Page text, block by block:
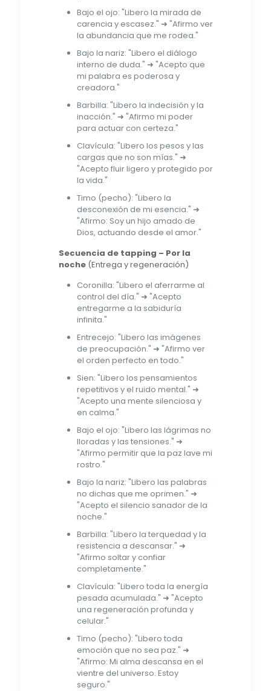
Bajo el ojo: "Libero la mirada de
carencia y escasez." ➜ "Afirmo ver
la abundancia que me rodea."
Bajo la nariz: "Libero el diálogo
interno de duda." ➜ "Acepto que
mi palabra es poderosa y
creadora."
Barbilla: "Libero la indecisión y la
inacción." ➜ "Afirmo mi poder
para actuar con certeza."
Clavícula: "Libero los pesos y las
cargas que no son mías." ➜
"Acepto fluir ligero y protegido por
la vida."
Timo (pecho): "Libero la
desconexión de mi esencia." ➜
"Afirmo: Soy un hijo amado de
Dios, actuando desde el amor."
Secuencia de tapping – Por la
noche(Entrega y regeneración)
Coronilla: "Libero el aferrarme al
control del día." ➜ "Acepto
entregarme a la sabiduría
infinita."
Entrecejo: "Libero las imágenes
de preocupación." ➜ "Afirmo ver
el orden perfecto en todo."
Sien: "Libero los pensamientos
repetitivos y el ruido mental." ➜
"Acepto una mente silenciosa y
en calma."
Bajo el ojo: "Libero las lágrimas no
lloradas y las tensiones." ➜
"Afirmo permitir que la paz lave mi
rostro."
Bajo la nariz: "Libero las palabras
no dichas que me oprimen." ➜
"Acepto el silencio sanador de la
noche."
Barbilla: "Libero la terquedad y la
resistencia a descansar." ➜
"Afirmo soltar y confiar
completamente."
Clavícula: "Libero toda la energía
pesada acumulada." ➜ "Acepto
una regeneración profunda y
celular."
Timo (pecho): "Libero toda
emoción que no sea paz." ➜
"Afirmo: Mi alma descansa en el
vientre del universo. Estoy
seguro."